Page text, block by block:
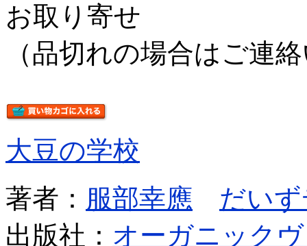
お取り寄せ
（品切れの場合はご連
大豆の学校
著者： 服部幸應
だい
出版社： オーガニック